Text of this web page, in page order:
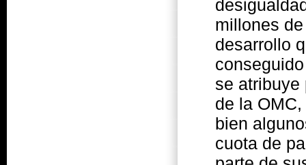
millones
desarrollo
se atribuye
de la
bien
cuota de